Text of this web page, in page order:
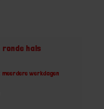
ronde hals
werkdagen